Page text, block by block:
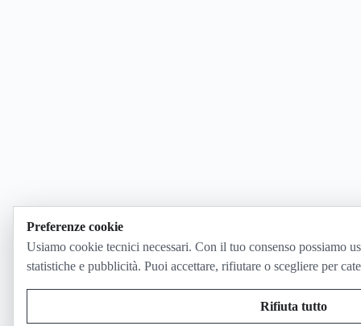
Preferenze cookie
Usiamo cookie tecnici necessari. Con il tuo consenso possiamo
statistiche e pubblicità. Puoi accettare, rifiutare o scegliere per
Rifiuta tutto